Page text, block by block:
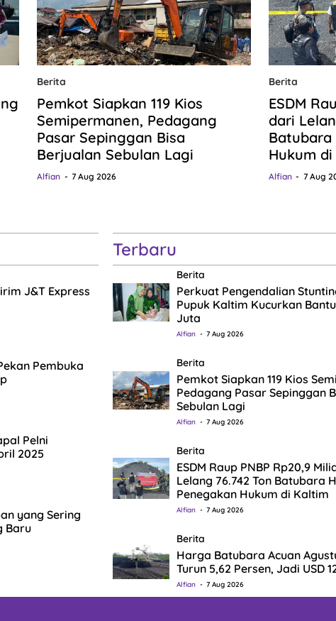
Berita
Pemkot Siapkan 119 Kios
Semipermanen, Pedagang
Pasar Sepinggan Bisa
Berjualan Sebulan Lagi
Alfian 7 Aug 2026
Berita
ESDM
dari
Batubara
Hukum
Alfian 7 Aug
J&T Express
Pembuka
Pelni
2025
yang Sering
Baru
Terbaru
Berita
Perkuat Pengendalian
Pupuk Kaltim Kucurkan
Juta
Alfian 7 Aug 2026
Berita
Pemkot Siapkan 119 Kios
Pedagang Pasar Sepinggan
Sebulan Lagi
Alfian 7 Aug 2026
Berita
ESDM Raup PNBP Rp20,9
Lelang 76.742 Ton Batubara
Penegakan Hukum di Kaltim
Alfian 7 Aug 2026
Berita
Harga Batubara Acuan
Turun 5,62 Persen, Jadi USD
Alfian 7 Aug 2026